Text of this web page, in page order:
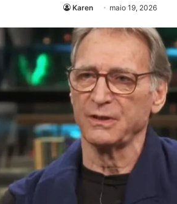
Karen maio 19, 2026